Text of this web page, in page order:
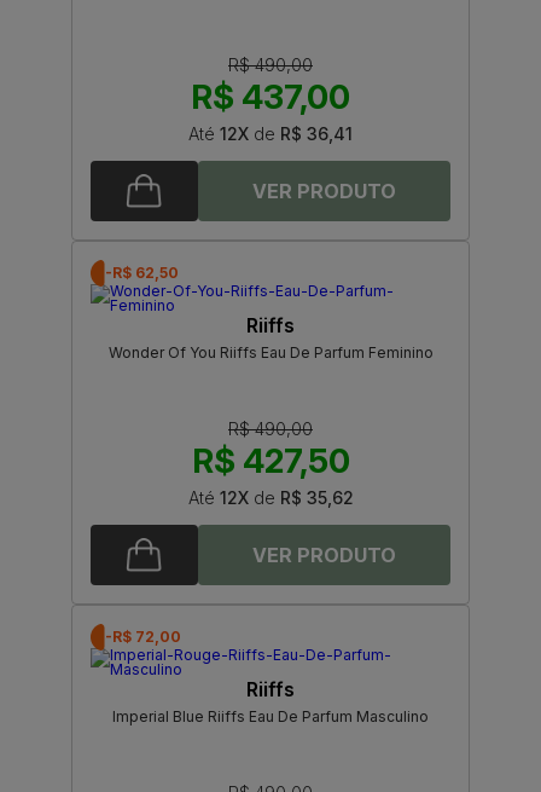
R$ 490,00
R$ 437,00
Até 12X de R$ 36,41
-R$ 62,50
Riiffs
Wonder Of You Riiffs Eau De Parfum Feminino
R$ 490,00
R$ 427,50
Até 12Xde R$ 35,62
-R$ 72,00
Riiffs
Imperial Blue Riiffs Eau De Parfum Masculino